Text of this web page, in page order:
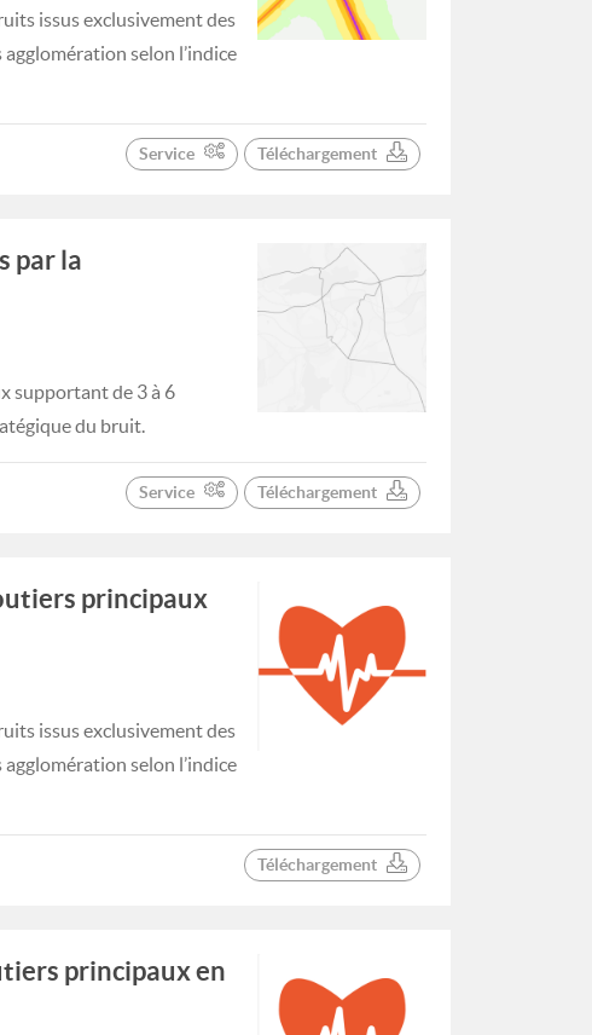
issus exclusivement des
selon l’indice
Service Téléchargement
par la
supportant de 3 à 6
du bruit.
Service Téléchargement
principaux
issus exclusivement des
selon l’indice
Téléchargement
principaux en